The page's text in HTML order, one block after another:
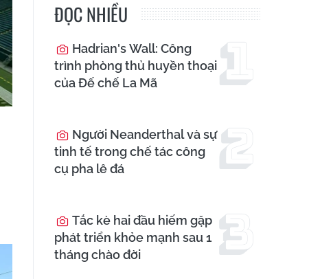
ĐỌC NHIỀU
Hadrian's Wall: Công
trình phòng thủ huyền thoại
của Đế chế La Mã
Người Neanderthal và sự
tinh tế trong chế tác công
cụ pha lê đá
Tắc kè hai đầu hiếm gặp
phát triển khỏe mạnh sau 1
tháng chào đời